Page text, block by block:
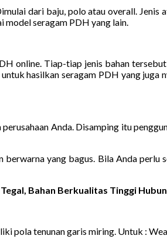
dari baju, polo atau overall.
seragam PDH yang lain.
online. Tiap-tiap jenis bahan
hasilkan seragam PDH yang juga
Anda. Disamping itu
yang bagus. Bila Anda
Bahan Berkualitas Tinggi
pola tenunan garis miring. Untuk :